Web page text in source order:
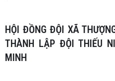
HỘI ĐỒNG ĐỘI XÃ THƯỢNG QUAN KỶ NIỆM 85 NĂM
THÀNH LẬP ĐỘI THIẾU
MINH